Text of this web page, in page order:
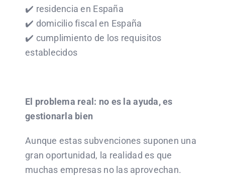
✔️ residencia en España
✔️ domicilio fiscal en España
✔️ cumplimiento de los requisitos
establecidos
El problema real: no es la ayuda, es
gestionarla bien
Aunque estas subvenciones suponen una
gran oportunidad, la realidad es que
muchas empresas no las aprovechan.